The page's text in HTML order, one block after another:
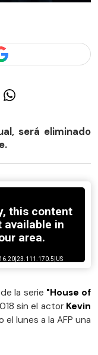
será eliminado
la serie "House of
sin el actor Kevin
lunes a la AFP una